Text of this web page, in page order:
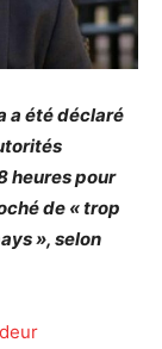
a été déclaré
heures pour
de « trop
», selon